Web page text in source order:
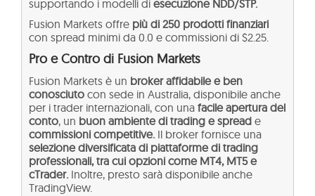
supportando i modelli di esecuzione NDD/STP.
Fusion Markets offre più di 250 prodotti finanziari
con spread minimi da 0.0 e commissioni di $2.25.
Pro e Contro di Fusion Markets
Fusion Markets è un broker affidabile e ben
conosciuto con sede in Australia, disponibile anche
per i trader internazionali, con una facile apertura del
conto, un buon ambiente di trading e spread e
commissioni competitive. Il broker fornisce una
selezione diversificata di piattaforme di trading
professionali, tra cui opzioni come MT4, MT5 e
cTrader. Inoltre, presto sarà disponibile anche
TradingView.